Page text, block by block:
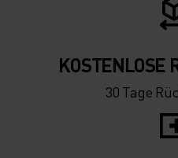
KOSTENLOSE
30 Tage